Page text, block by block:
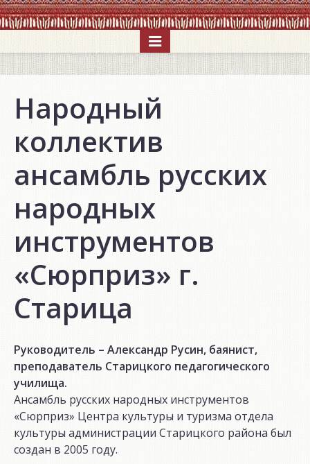
Народный
коллектив
ансамбль русских
народных
инструментов
«Сюрприз» г.
Старица
Руководитель – Александр Русин, баянист,
преподаватель Старицкого педагогического
училища.
Ансамбль русских народных инструментов
«Сюрприз» Центра культуры и туризма отдела
культуры администрации Старицкого района был
создан в 2005 году.